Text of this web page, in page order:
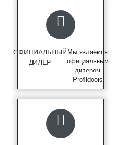
ОФИЦИАЛЬНЫЙ
ДИЛЕР
Мы являемся
официальным
дилером
Profildoors